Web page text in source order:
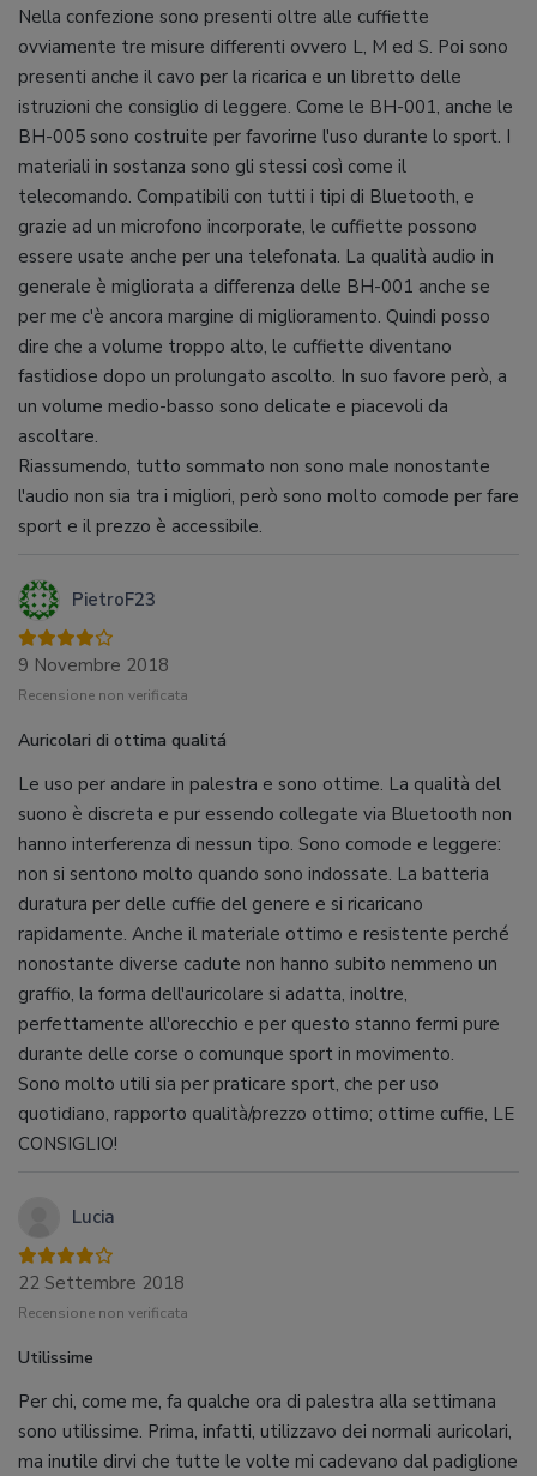
Nella confezione sono presenti oltre alle cuffiette
ovviamente tre misure differenti ovvero L, M ed S. Poi sono
presenti anche il cavo per la ricarica e un libretto delle
istruzioni che consiglio di leggere. Come le BH-001, anche le
BH-005 sono costruite per favorirne l'uso durante lo sport. I
materiali in sostanza sono gli stessi così come il
telecomando. Compatibili con tutti i tipi di Bluetooth, e
grazie ad un microfono incorporate, le cuffiette possono
essere usate anche per una telefonata. La qualità audio in
generale è migliorata a differenza delle BH-001 anche se
per me c'è ancora margine di miglioramento. Quindi posso
dire che a volume troppo alto, le cuffiette diventano
fastidiose dopo un prolungato ascolto. In suo favore però, a
un volume medio-basso sono delicate e piacevoli da
ascoltare.
Riassumendo, tutto sommato non sono male nonostante
l'audio non sia tra i migliori, però sono molto comode per fare
sport e il prezzo è accessibile.
PietroF23
9 Novembre 2018
Recensione non verificata
Auricolari di ottima qualitá
Le uso per andare in palestra e sono ottime. La qualità del
suono è discreta e pur essendo collegate via Bluetooth non
hanno interferenza di nessun tipo. Sono comode e leggere:
non si sentono molto quando sono indossate. La batteria
duratura per delle cuffie del genere e si ricaricano
rapidamente. Anche il materiale ottimo e resistente perché
nonostante diverse cadute non hanno subito nemmeno un
graffio, la forma dell'auricolare si adatta, inoltre,
perfettamente all'orecchio e per questo stanno fermi pure
durante delle corse o comunque sport in movimento.
Sono molto utili sia per praticare sport, che per uso
quotidiano, rapporto qualità/prezzo ottimo; ottime cuffie, LE
CONSIGLIO!
Lucia
22 Settembre 2018
Recensione non verificata
Utilissime
Per chi, come me, fa qualche ora di palestra alla settimana
sono utilissime. Prima, infatti, utilizzavo dei normali auricolari,
ma inutile dirvi che tutte le volte mi cadevano dal padiglione